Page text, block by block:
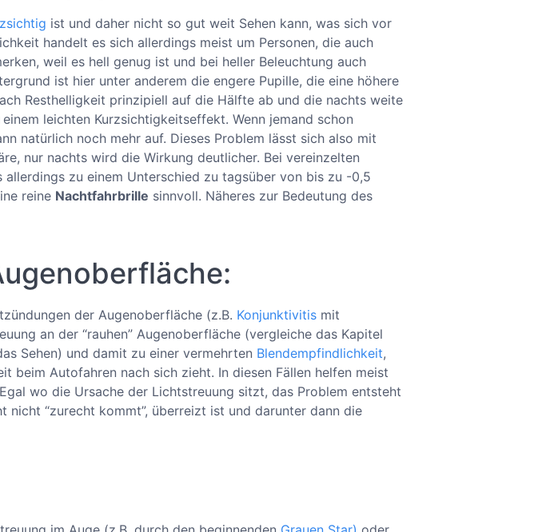
ist und daher nicht so gut weit Sehen kann, was sich vor
handelt es sich allerdings meist um Personen, die auch
weil es hell genug ist und bei heller Beleuchtung auch
ist hier unter anderem die engere Pupille, die eine höhere
Resthelligkeit prinzipiell auf die Hälfte ab und die nachts weite
leichten Kurzsichtigkeitseffekt. Wenn jemand schon
natürlich noch mehr auf. Dieses Problem lässt sich also mit
nur nachts wird die Wirkung deutlicher. Bei vereinzelten
zu einem Unterschied zu tagsüber von bis zu -0,5
reine Nachtfahrbrille sinnvoll. Näheres zur Bedeutung des
der Augenoberfläche (z.B. Konjunktivitis mit
an der “rauhen” Augenoberfläche (vergleiche das Kapitel
Sehen) und damit zu einer vermehrten Blendempfindlichkeit,
beim Autofahren nach sich zieht. In diesen Fällen helfen meist
wo die Ursache der Lichtstreuung sitzt, das Problem entsteht
“zurecht kommt”, überreizt ist und darunter dann die